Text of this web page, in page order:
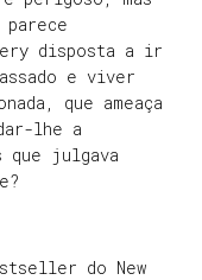
disposta a ir
e viver
que ameaça
lhe a
que julgava
do New